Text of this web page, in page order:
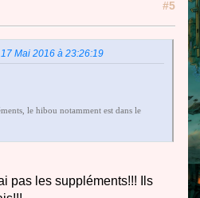
#5
Mai 2016 à 23:26:19
le hibou notamment est dans le
pas les suppléments!!! Ils